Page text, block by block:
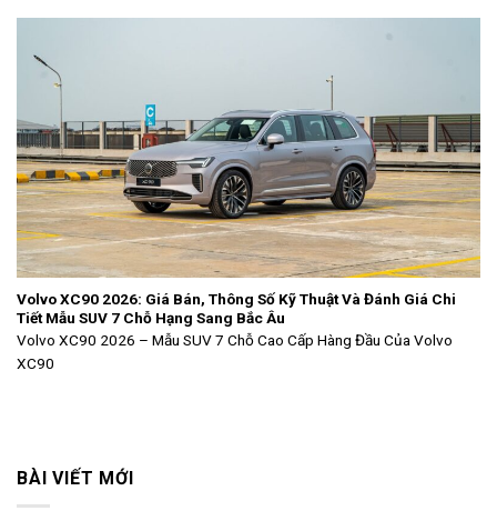
Volvo XC90 2026: Giá Bán, Thông Số Kỹ Thuật Và Đánh Giá Chi
Tiết Mẫu SUV 7 Chỗ Hạng Sang Bắc Âu
Volvo XC90 2026 – Mẫu SUV 7 Chỗ Cao Cấp Hàng Đầu Của Volvo
XC90
BÀI VIẾT MỚI